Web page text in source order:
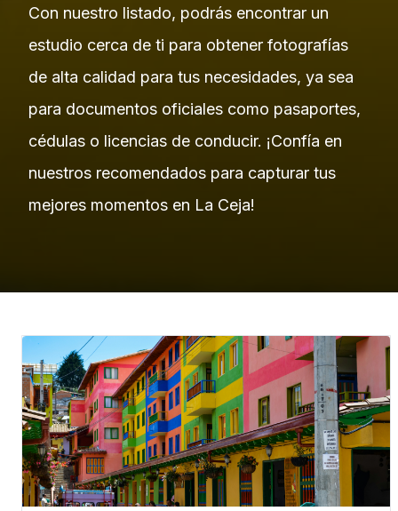
Con nuestro listado, podrás encontrar un
estudio cerca de ti para obtener fotografías
de alta calidad para tus necesidades, ya sea
para documentos oficiales como pasaportes,
cédulas o licencias de conducir. ¡Confía en
nuestros recomendados para capturar tus
mejores momentos en La Ceja!